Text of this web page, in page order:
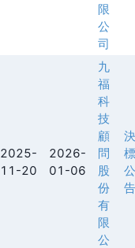
限
公
司
2025-
11-20
2026-
01-06
九
福
科
技
顧
問
股
份
有
限
公
決
標
公
告